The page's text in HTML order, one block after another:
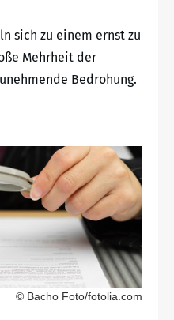
sich zu einem ernst zu
Mehrheit der
Bedrohung.
© Bacho Foto/fotolia.com